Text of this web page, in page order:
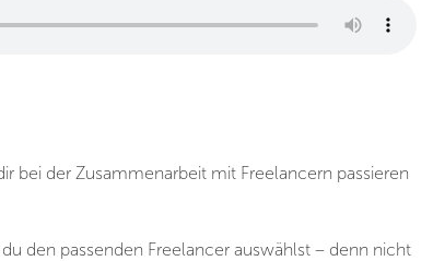
bei der Zusammenarbeit mit Freelancern passieren
den passenden Freelancer auswählst – denn nicht